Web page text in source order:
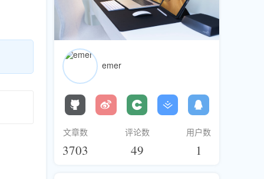
emer
文章数
3703
评论数
49
用户数
1